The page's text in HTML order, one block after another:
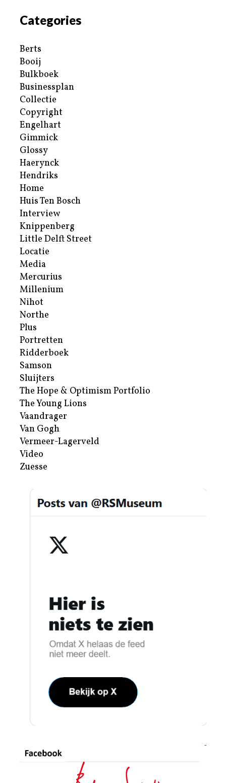
Categories
Berts
Booij
Bulkboek
Businessplan
Collectie
Copyright
Engelhart
Gimmick
Glossy
Haerynck
Hendriks
Home
Huis Ten Bosch
Interview
Knippenberg
Little Delft Street
Locatie
Media
Mercurius
Millenium
Nihot
Northe
Plus
Portretten
Ridderboek
Samson
Sluijters
The Hope & Optimism Portfolio
The Young Lions
Vaandrager
Van Gogh
Vermeer-Lagerveld
Video
Zuesse